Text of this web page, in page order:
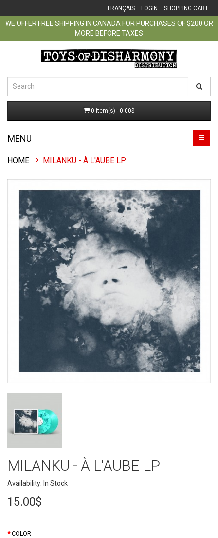
FRANÇAIS LOGIN SHOPPING CART
WE OFFER FREE SHIPPING IN CANADA FOR PURCHASES OF $200 OR
MORE BEFORE TAXES
0 item(s) - 0.00$
MENU
MILANKU - À L'AUBE LP
MILANKU - À L'AUBE LP
Availability: In Stock
15.00$
COLOR